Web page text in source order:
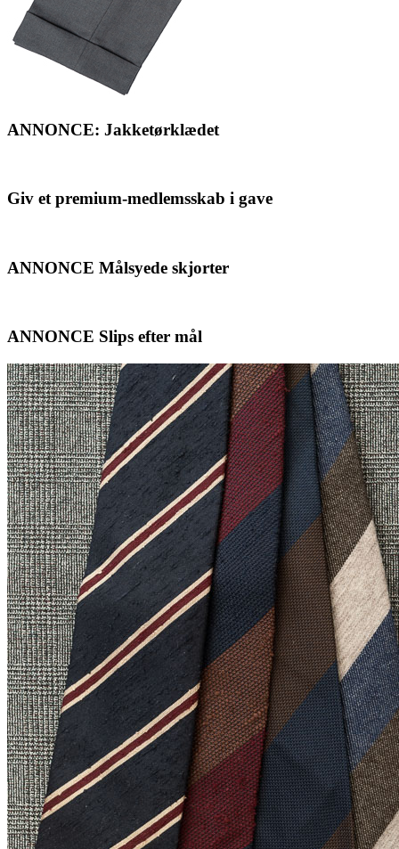
ANNONCE: Jakketørklædet
Giv et premium-medlemsskab i gave
ANNONCE Målsyede skjorter
ANNONCE Slips efter mål